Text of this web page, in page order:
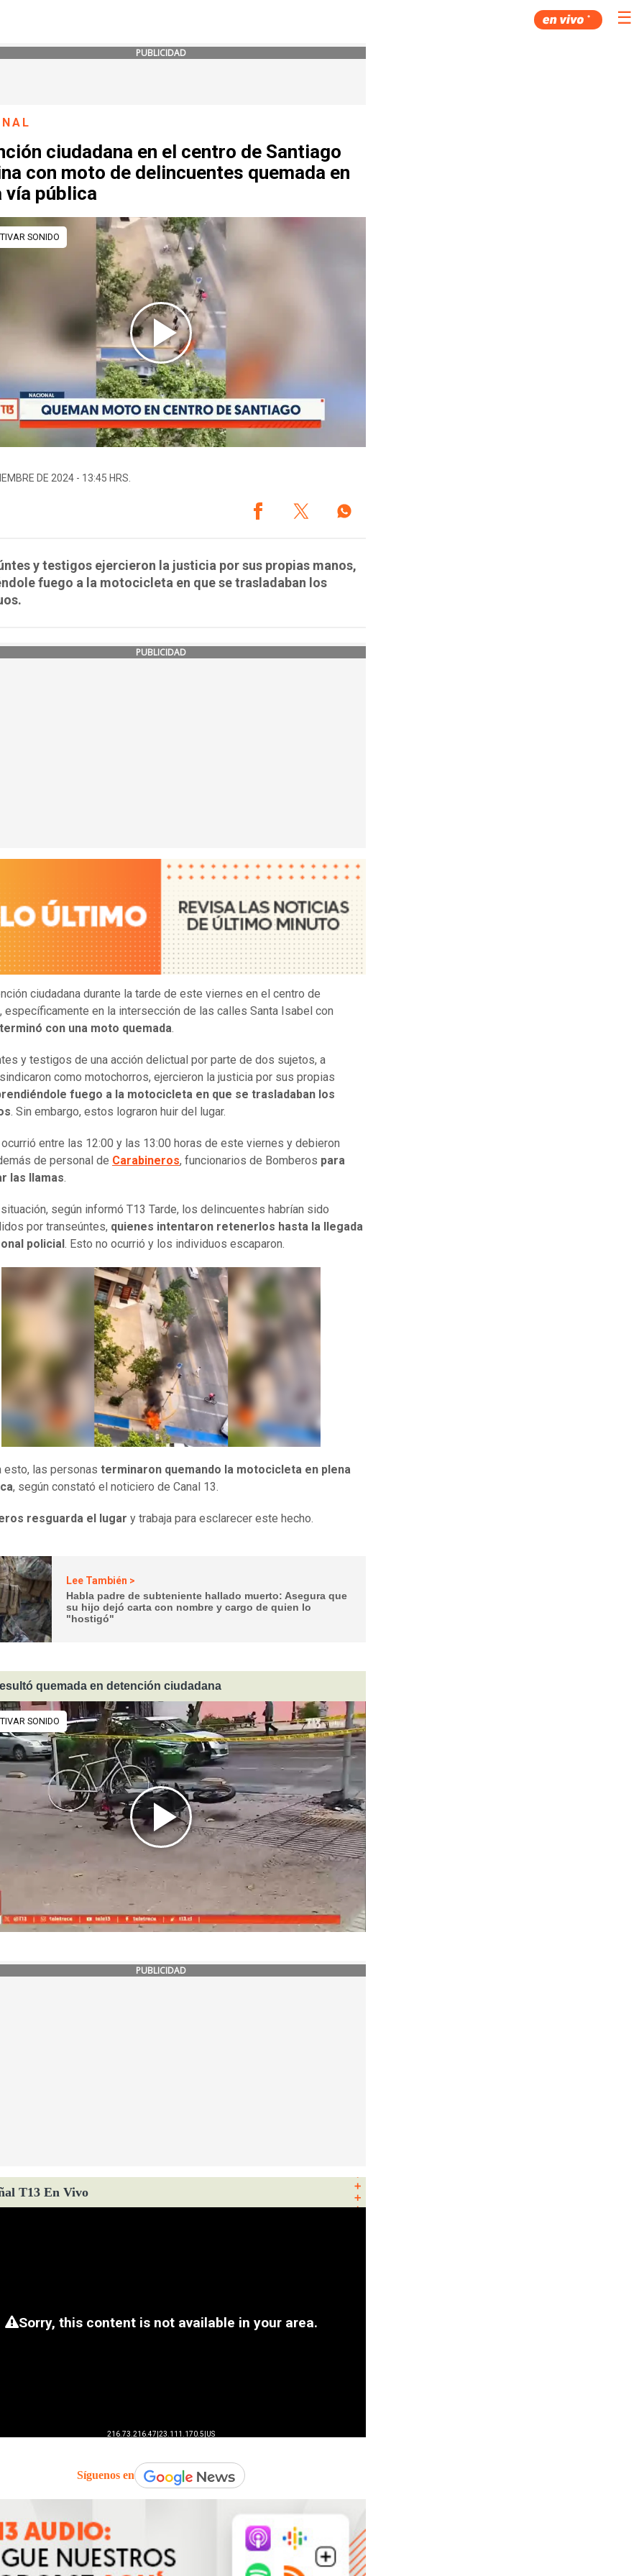
☰
PUBLICIDAD
ciudadana en el centro de Santiago
con moto de delincuentes quemada en
vía pública
DE 2024 - 13:45 HRS.
y testigos ejercieron la justicia por sus propias manos,
fuego a la motocicleta en que se trasladaban los
PUBLICIDAD
ciudadana durante la tarde de este viernes en el centro de
específicamente en la intersección de las calles Santa Isabel con
terminó con una moto quemada.
y testigos de una acción delictual por parte de dos sujetos, a
como motochorros, ejercieron la justicia por sus propias
fuego a la motocicleta en que se trasladaban los
. Sin embargo, estos lograron huir del lugar.
entre las 12:00 y las 13:00 horas de este viernes y debieron
de personal de Carabineros, funcionarios de Bomberos para
las llamas.
según informó T13 Tarde, los delincuentes habrían sido
por transeúntes, quienes intentaron retenerlos hasta la llegada
policial. Esto no ocurrió y los individuos escaparon.
esto, las personas terminaron quemando la motocicleta en plena
, según constató el noticiero de Canal 13.
resguarda el lugar y trabaja para esclarecer este hecho.
Lee También >
Habla padre de subteniente hallado muerto: Asegura que
su hijo dejó carta con nombre y cargo de quien lo
"hostigó"
quemada en detención ciudadana
PUBLICIDAD
T13 En Vivo
Síguenos en